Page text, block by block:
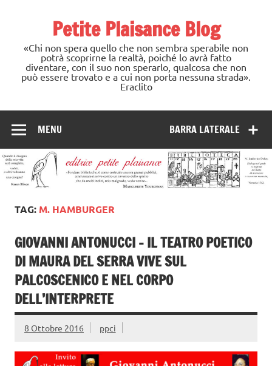
Petite Plaisance Blog
«Chi non spera quello che non sembra sperabile non
potrà scoprirne la realtà, poiché lo avrà fatto
diventare, con il suo non sperarlo, qualcosa che non
può essere trovato e a cui non porta nessuna strada».
Eraclito
BARRA LATERALE
MENU
TAG: M. HAMBURGER
GIOVANNI ANTONUCCI – IL TEATRO POETICO
DI MAURA DEL SERRA VIVE SUL
PALCOSCENICO E NEL CORPO
DELL’INTERPRETE
8 Ottobre 2016 ppci